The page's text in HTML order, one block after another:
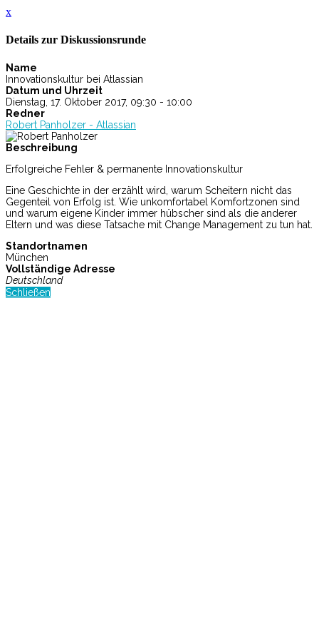
x
Details zur Diskussionsrunde
Name
Innovationskultur bei Atlassian
Datum und Uhrzeit
Dienstag, 17. Oktober 2017, 09:30 - 10:00
Redner
Robert Panholzer - Atlassian
Beschreibung
Erfolgreiche Fehler & permanente Innovationskultur
Eine Geschichte in der erzählt wird, warum Scheitern nicht das
Gegenteil von Erfolg ist. Wie unkomfortabel Komfortzonen sind
und warum eigene Kinder immer hübscher sind als die anderer
Eltern und was diese Tatsache mit Change Management zu tun hat.
Standortnamen
München
Vollständige Adresse
Deutschland
Schließen